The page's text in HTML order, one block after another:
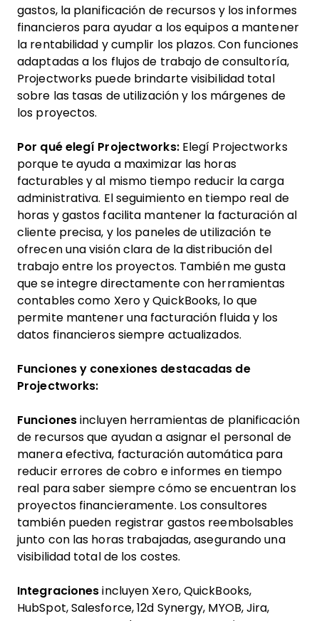
gastos, la planificación de recursos y los informes
financieros para ayudar a los equipos a mantener
la rentabilidad y cumplir los plazos. Con funciones
adaptadas a los flujos de trabajo de consultoría,
Projectworks puede brindarte visibilidad total
sobre las tasas de utilización y los márgenes de
los proyectos.
Por qué elegí Projectworks:Elegí Projectworks
porque te ayuda a maximizar las horas
facturables y al mismo tiempo reducir la carga
administrativa. El seguimiento en tiempo real de
horas y gastos facilita mantener la facturación al
cliente precisa, y los paneles de utilización te
ofrecen una visión clara de la distribución del
trabajo entre los proyectos. También me gusta
que se integre directamente con herramientas
contables como Xero y QuickBooks, lo que
permite mantener una facturación fluida y los
datos financieros siempre actualizados.
Funciones y conexiones destacadas de
Projectworks:
Funcionesincluyen herramientas de planificación
de recursos que ayudan a asignar el personal de
manera efectiva, facturación automática para
reducir errores de cobro e informes en tiempo
real para saber siempre cómo se encuentran los
proyectos financieramente. Los consultores
también pueden registrar gastos reembolsables
junto con las horas trabajadas, asegurando una
visibilidad total de los costes.
Integraciones incluyen Xero, QuickBooks,
HubSpot, Salesforce, 12d Synergy, MYOB, Jira,